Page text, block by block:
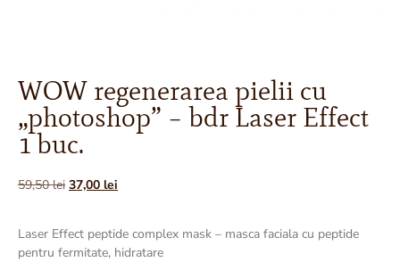
WOW regenerarea pielii cu
„photoshop” – bdr Laser Effect
1 buc.
59,50lei 37,00 lei
Laser Effect peptide complex mask – masca faciala cu peptide
pentru fermitate, hidratare